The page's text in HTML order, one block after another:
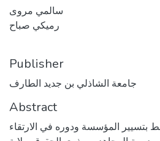
سالمي مروى
رميكي صباح
Publisher
جامعة الشاذلي بن جديد الطارف
Abstract
بتسيير المؤسسة ودوره في الارتقاء